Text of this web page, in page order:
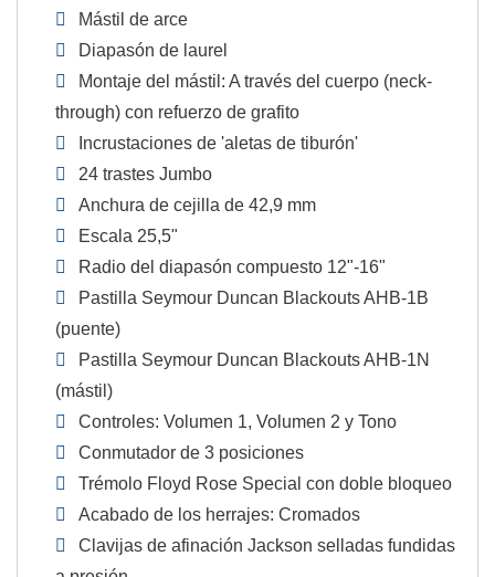
Mástil de arce
Diapasón de laurel
Montaje del mástil: A través del cuerpo (neck-
through) con refuerzo de grafito
Incrustaciones de 'aletas de tiburón'
24 trastes Jumbo
Anchura de cejilla de 42,9 mm
Escala 25,5"
Radio del diapasón compuesto 12"-16"
Pastilla Seymour Duncan Blackouts AHB-1B
(puente)
Pastilla Seymour Duncan Blackouts AHB-1N
(mástil)
Controles: Volumen 1, Volumen 2 y Tono
Conmutador de 3 posiciones
Trémolo Floyd Rose Special con doble bloqueo
Acabado de los herrajes: Cromados
Clavijas de afinación Jackson selladas fundidas